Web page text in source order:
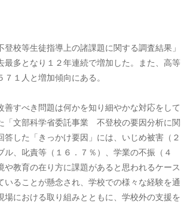
校等生徒指導上の諸課題に関する調査結果」
多となり１２年連続で増加した。また、高等
１人と増加傾向にある。
すべき問題は何かを知り細やかな対応をして
「文部科学省委託事業 不登校の要因分析に関
した「きっかけ要因」には、いじめ被害（２
、叱責等（１６．７％）、学業の不振（４
教育の在り方に課題があると思われるケース
ることが懸念され、学校での様々な経験を通
における取り組みとともに、学校外の支援を